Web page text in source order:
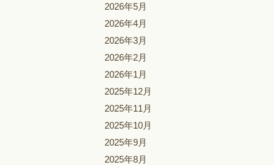
2026年5月
2026年4月
2026年3月
2026年2月
2026年1月
2025年12月
2025年11月
2025年10月
2025年9月
2025年8月